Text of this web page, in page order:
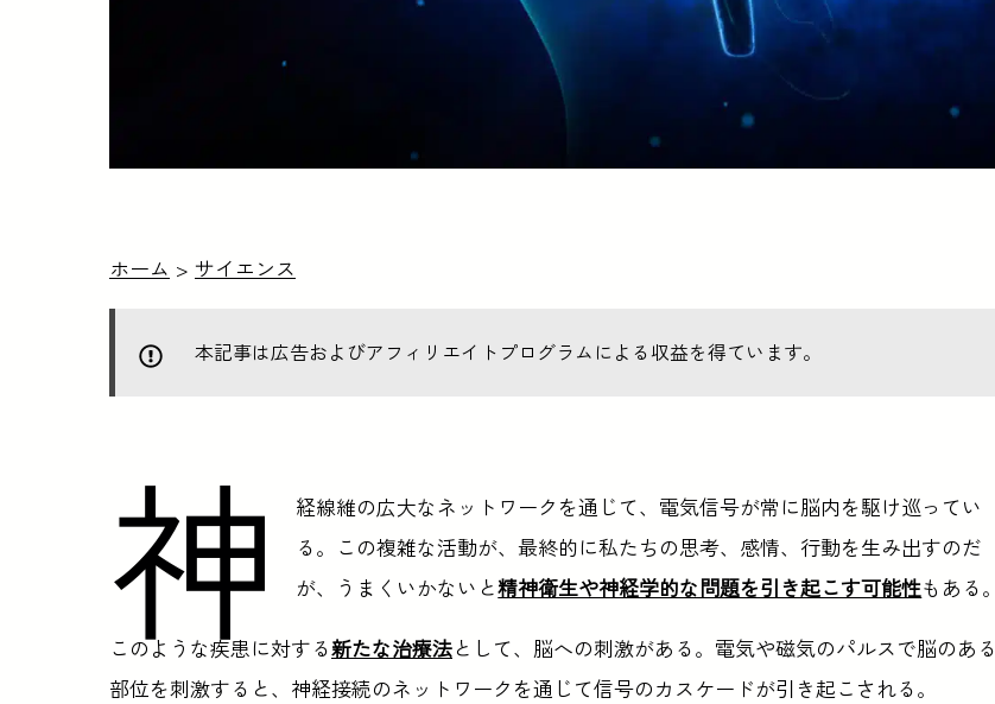
ホーム > サイエンス
本記事は広告およびアフィリエイトプログラムによる収益を得ています。
神
経線維の広大なネットワークを通じて、電気信号が常に脳内を駆け巡ってい
る。この複雑な活動が、最終的に私たちの思考、感情、行動を生み出すのだ
が、うまくいかないと精神衛生や神経学的な問題を引き起こす可能性もある。
このような疾患に対する新たな治療法として、脳への刺激がある。電気や磁気のパルスで脳のある
部位を刺激すると、神経接続のネットワークを通じて信号のカスケードが引き起こされる。